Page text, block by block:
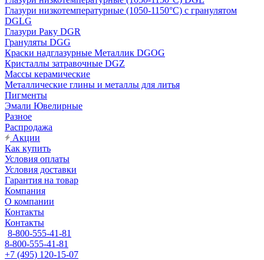
Глазури низкотемпературные (1050-1150°С) с гранулятом
DGLG
Глазури Раку DGR
Грануляты DGG
Краски надглазурные Металлик DGOG
Кристаллы затравочные DGZ
Массы керамические
Металлические глины и металлы для литья
Пигменты
Эмали Ювелирные
Разное
Распродажа
Акции
Как купить
Условия оплаты
Условия доставки
Гарантия на товар
Компания
О компании
Контакты
Контакты
8-800-555-41-81
8-800-555-41-81
+7 (495) 120-15-07